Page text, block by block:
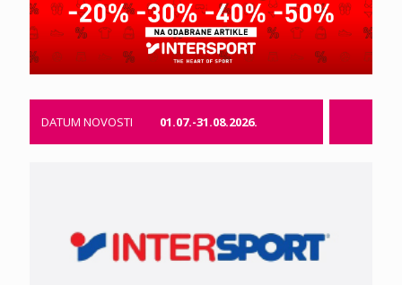
DATUM NOVOSTI 01.07.-31.08.2026.